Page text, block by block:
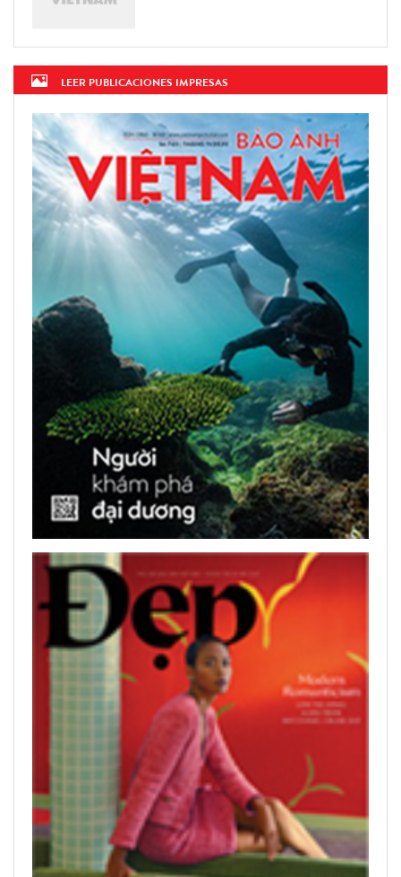
LEER PUBLICACIONES IMPRESAS